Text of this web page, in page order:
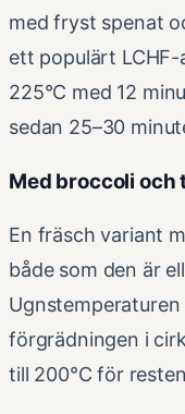
med fryst spenat
ett populärt
225°C med 12
sedan 25–30
Med broccoli och
En fräsch variant
både som den är
förgrädningen i
till 200°C för